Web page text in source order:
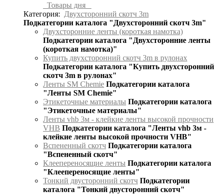
Товары дня
Категория:
Двухсторонний скотч 3m
Подкатегории каталога "Двухсторонний скотч 3m"
Двухсторонние ленты (короткая намотка)
Подкатегории каталога "Двухсторонние ленты
(короткая намотка)"
Купить двухсторонний скотч 3m в рулонах
Подкатегории каталога "Купить двухсторонний
скотч 3m в рулонах"
Ленты SM Chemie Подкатегории каталога
"Ленты SM Chemie"
Этикеточные материалы Подкатегории каталога
"Этикеточные материалы"
Ленты vhb 3м - клейкие ленты высокой прочности
VHB Подкатегории каталога "Ленты vhb 3м -
клейкие ленты высокой прочности VHB"
Вспененный скотч Подкатегории каталога
"Вспененный скотч"
Клеепереносящие ленты Подкатегории каталога
"Клеепереносящие ленты"
Тонкий двусторонний скотч Подкатегории
каталога "Тонкий двусторонний скотч"